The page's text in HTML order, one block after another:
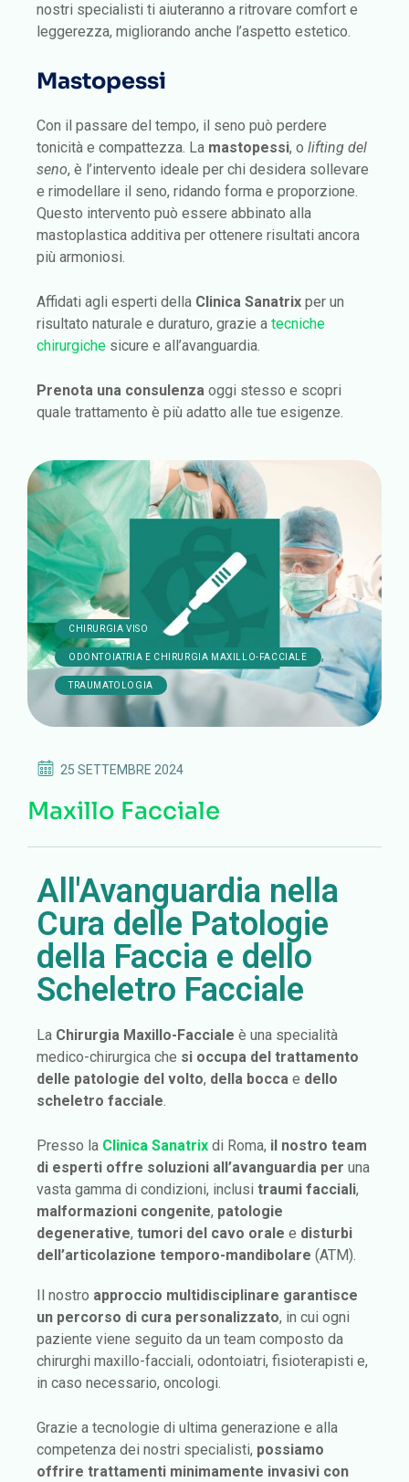
nostri specialisti ti aiuteranno a ritrovare comfort e
leggerezza, migliorando anche l’aspetto estetico.
Mastopessi
Con il passare del tempo, il seno può perdere
tonicità e compattezza. La mastopessi, o lifting del
seno, è l’intervento ideale per chi desidera sollevare
e rimodellare il seno, ridando forma e proporzione.
Questo intervento può essere abbinato alla
mastoplastica additiva per ottenere risultati ancora
più armoniosi.
Affidati agli esperti della Clinica Sanatrix per un
risultato naturale e duraturo, grazie a tecniche
chirurgiche sicure e all’avanguardia.
Prenota una consulenza oggi stesso e scopri
quale trattamento è più adatto alle tue esigenze.
CHIRURGIA VISO ,
ODONTOIATRIA E CHIRURGIA MAXILLO-FACCIALE ,
TRAUMATOLOGIA
25 SETTEMBRE 2024
Maxillo Facciale
All'Avanguardia nella
Cura delle Patologie
della Faccia e dello
Scheletro Facciale
La Chirurgia Maxillo-Facciale è una specialità
medico-chirurgica che si occupa del trattamento
delle patologie del volto, della bocca e dello
scheletro facciale.
Presso la Clinica Sanatrix di Roma, il nostro team
di esperti offre soluzioni all’avanguardia per una
vasta gamma di condizioni, inclusi traumi facciali,
malformazioni congenite, patologie
degenerative, tumori del cavo orale e disturbi
dell’articolazione temporo-mandibolare (ATM).
Il nostro approccio multidisciplinare garantisce
un percorso di cura personalizzato, in cui ogni
paziente viene seguito da un team composto da
chirurghi maxillo-facciali, odontoiatri, fisioterapisti e,
in caso necessario, oncologi.
Grazie a tecnologie di ultima generazione e alla
competenza dei nostri specialisti, possiamo
offrire trattamenti minimamente invasivi con